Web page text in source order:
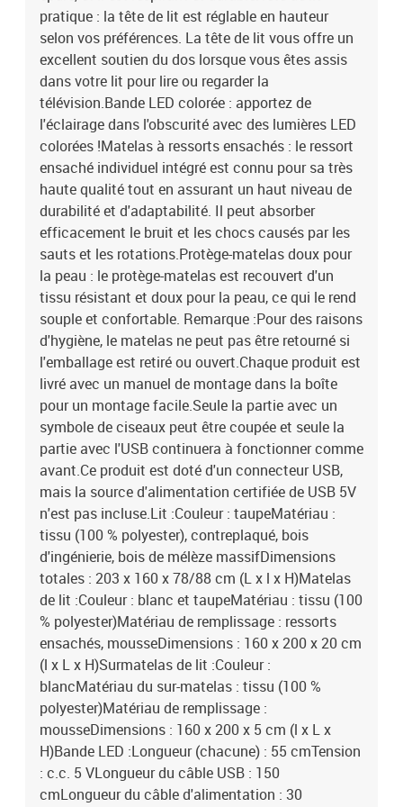
pratique : la tête de lit est réglable en hauteur
selon vos préférences. La tête de lit vous offre un
excellent soutien du dos lorsque vous êtes assis
dans votre lit pour lire ou regarder la
télévision.Bande LED colorée : apportez de
l'éclairage dans l'obscurité avec des lumières LED
colorées !Matelas à ressorts ensachés : le ressort
ensaché individuel intégré est connu pour sa très
haute qualité tout en assurant un haut niveau de
durabilité et d'adaptabilité. Il peut absorber
efficacement le bruit et les chocs causés par les
sauts et les rotations.Protège-matelas doux pour
la peau : le protège-matelas est recouvert d'un
tissu résistant et doux pour la peau, ce qui le rend
souple et confortable. Remarque :Pour des raisons
d'hygiène, le matelas ne peut pas être retourné si
l'emballage est retiré ou ouvert.Chaque produit est
livré avec un manuel de montage dans la boîte
pour un montage facile.Seule la partie avec un
symbole de ciseaux peut être coupée et seule la
partie avec l'USB continuera à fonctionner comme
avant.Ce produit est doté d'un connecteur USB,
mais la source d'alimentation certifiée de USB 5V
n'est pas incluse.Lit :Couleur : taupeMatériau :
tissu (100 % polyester), contreplaqué, bois
d'ingénierie, bois de mélèze massifDimensions
totales : 203 x 160 x 78/88 cm (L x l x H)Matelas
de lit :Couleur : blanc et taupeMatériau : tissu (100
% polyester)Matériau de remplissage : ressorts
ensachés, mousseDimensions : 160 x 200 x 20 cm
(l x L x H)Surmatelas de lit :Couleur :
blancMatériau du sur-matelas : tissu (100 %
polyester)Matériau de remplissage :
mousseDimensions : 160 x 200 x 5 cm (l x L x
H)Bande LED :Longueur (chacune) : 55 cmTension
: c.c. 5 VLongueur du câble USB : 150
cmLongueur du câble d'alimentation : 30